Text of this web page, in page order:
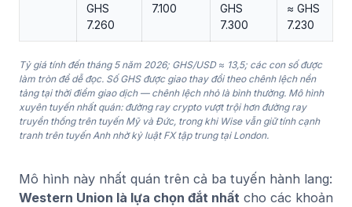
GHS
7.260
7.100
GHS
7.300
≈ GHS
7.230
Tỷ giá tính đến tháng 5 năm 2026; GHS/USD ≈ 13,5; các con số được
làm tròn để dễ đọc. Số GHS được giao thay đổi theo chênh lệch nền
tảng tại thời điểm giao dịch — chênh lệch nhỏ là bình thường. Mô hình
xuyên tuyến nhất quán: đường ray crypto vượt trội hơn đường ray
truyền thống trên tuyến Mỹ và Đức, trong khi Wise vẫn giữ tính cạnh
tranh trên tuyến Anh nhờ kỷ luật FX tập trung tại London.
Mô hình này nhất quán trên cả ba tuyến hành lang:
Western Union là lựa chọn đắt nhất cho các khoản